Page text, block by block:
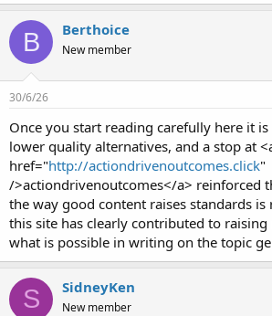
B Berthoice
New member
30/6/26
Once you start reading carefully here it
lower quality alternatives, and a stop at
href="http://actiondrivenoutcomes.click"
/>actiondrivenoutcomes</a> reinforced
the way good content raises standards is
this site has clearly contributed to
what is possible in writing on the topic
S SidneyKen
New member